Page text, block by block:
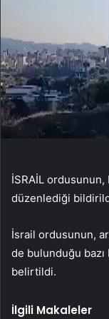
İSRAİL ordusunun,
düzenlediği
İsrail ordusunun,
de bulunduğu bazı
belirtildi.
İlgili Makaleler